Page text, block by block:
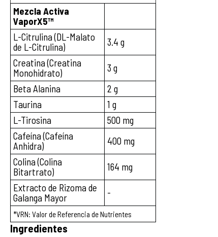
Mezcla Activa
VaporX5™
L-Citrulina (DL-Malato
de L-Citrulina)
3.4 g
Creatina (Creatina
Monohidrato)
3 g
Beta Alanina
2 g
Taurina
1 g
L-Tirosina
500 mg
Cafeína (Cafeína
Anhidra)
400 mg
Colina (Colina
Bitartrato)
164 mg
Extracto de Rizoma de
Galanga Mayor
-
*VRN: Valor de Referencia de Nutrientes
Ingredientes